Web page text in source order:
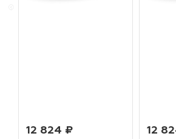
12 824 ₽ 12